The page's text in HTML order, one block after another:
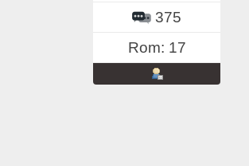
375
Rom: 17